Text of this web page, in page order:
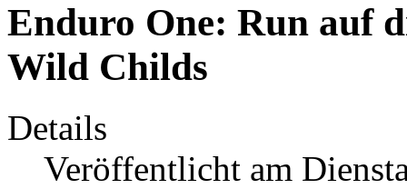
Enduro One: Run auf
Wild Childs
Details
Veröffentlicht am